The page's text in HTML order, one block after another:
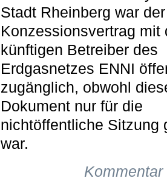
Stadt Rheinberg war der
Konzessionsvertrag mit
künftigen Betreiber des
Erdgasnetzes ENNI
zugänglich, obwohl
Dokument nur für die
nichtöffentliche Sitzung
war.